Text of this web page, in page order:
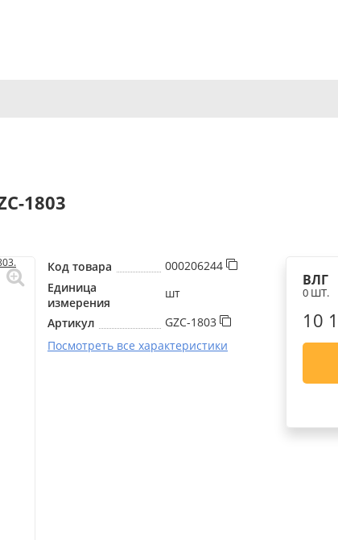
1803
Код товара
000206244
Единица
измерения
шт
Артикул
GZC-1803
Посмотреть все характеристики
ВЛГ
0 ШТ.
10